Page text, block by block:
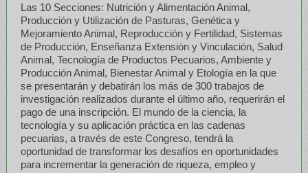
Las 10 Secciones: Nutrición y Alimentación Animal,
Producción y Utilización de Pasturas, Genética y
Mejoramiento Animal, Reproducción y Fertilidad, Sistemas
de Producción, Enseñanza Extensión y Vinculación, Salud
Animal, Tecnología de Productos Pecuarios, Ambiente y
Producción Animal, Bienestar Animal y Etología en la que
se presentarán y debatirán los más de 300 trabajos de
investigación realizados durante el último año, requerirán el
pago de una inscripción. El mundo de la ciencia, la
tecnología y su aplicación práctica en las cadenas
pecuarias, a través de este Congreso, tendrá la
oportunidad de transformar los desafíos en oportunidades
para incrementar la generación de riqueza, empleo y